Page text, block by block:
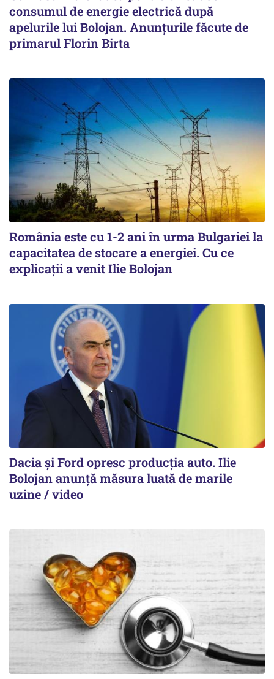
consumul de energie electrică după
apelurile lui Bolojan. Anunțurile făcute de
primarul Florin Birta
România este cu 1-2 ani în urma Bulgariei la
capacitatea de stocare a energiei. Cu ce
explicații a venit Ilie Bolojan
Dacia și Ford opresc producția auto. Ilie
Bolojan anunță măsura luată de marile
uzine / video